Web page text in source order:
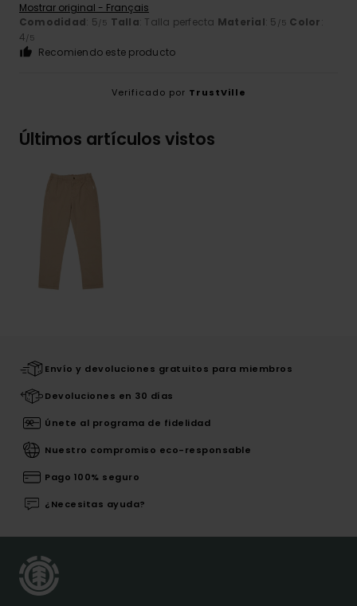
Mostrar original - Français
Comodidad: 5/5 Talla: Talla perfecta Material: 5 /5 Color:
4/5
Recomiendo este producto
Verificado por TrustVille
Últimos artículos vistos
Envío y devoluciones gratuitos para miembros
Devoluciones en 30 días
Únete al programa de fidelidad
Nuestro compromiso eco-responsable
Pago 100% seguro
¿Necesitas ayuda?